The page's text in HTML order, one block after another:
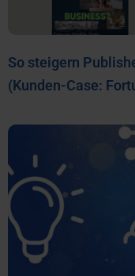
So steigern
(Kunden-Case: